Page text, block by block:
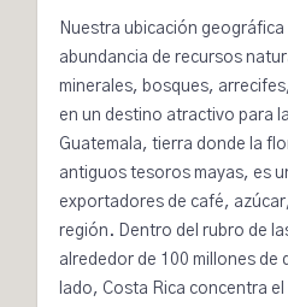
Nuestra ubicación
abundancia de recursos
minerales, bosques, arrecifes,
en un destino atractivo para
Guatemala, tierra donde la
antiguos tesoros mayas, es
exportadores de café,
región. Dentro del rubro de
alrededor de 100 millones de
lado, Costa Rica concentra el